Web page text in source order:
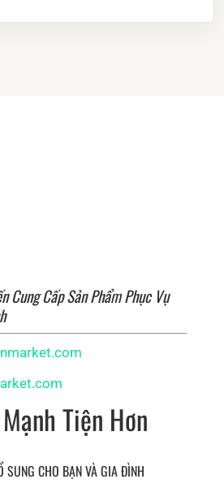
Cung Cấp Sản Phẩm Phục Vụ
Tiện Hơn
SUNG CHO BẠN VÀ GIA ĐÌNH